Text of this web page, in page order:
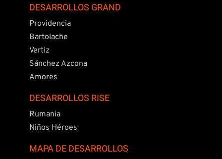
DESARROLLOS GRAND
Providencia
Bartolache
Vertiz
Sánchez Azcona
Amores
DESARROLLOS RISE
Rumania
Niños Héroes
MAPA DE DESARROLLOS